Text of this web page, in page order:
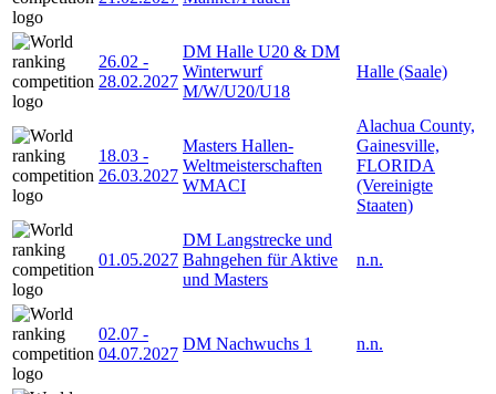
26.02 -
28.02.2027
DM Halle U20 & DM
Winterwurf
M/W/U20/U18
Halle (Saale)
18.03 -
26.03.2027
Masters Hallen-
Weltmeisterschaften
WMACI
Alachua County,
Gainesville,
FLORIDA
(Vereinigte
Staaten)
01.05.2027
DM Langstrecke und
Bahngehen für Aktive
und Masters
n.n.
02.07 -
04.07.2027
DM Nachwuchs 1 n.n.